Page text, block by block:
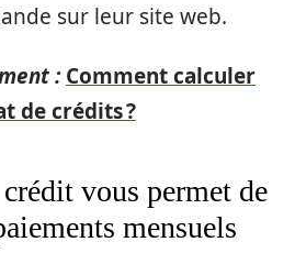
sur leur site web.
: Comment calculer
de crédits ?
vous permet de
mensuels